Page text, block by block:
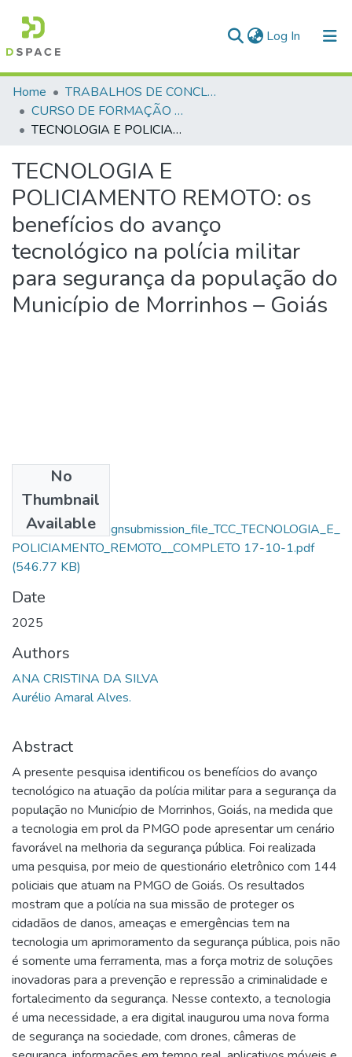
Log In (current)
Communities & Collections
All of DSpace
Home
TRABALHOS DE CONCLUSÃO DE CURSO - CFP (CURSO DE FORMAÇÃO DE PRAÇAS)
CURSO DE FORMAÇÃO DE PRAÇAS - CFP- 2025 - 2ª Turma
TECNOLOGIA E POLICIAMENTO REMOTO: os benefícios do avanço tecnológico na polícia militar para segurança da população do Município de Morrinhos – Goiás
TECNOLOGIA E
POLICIAMENTO REMOTO: os
benefícios do avanço
tecnológico na polícia militar
para segurança da população do
Município de Morrinhos – Goiás
No
Thumbnail
Available
Ana Cristina Da
Silva_77000_assignsubmission_file_TCC_TECNOLOGIA_E_
POLICIAMENTO_REMOTO__COMPLETO 17-10-1.pdf
(546.77 KB)
Date
2025
Authors
ANA CRISTINA DA SILVA
Aurélio Amaral Alves.
Abstract
A presente pesquisa identificou os benefícios do avanço
tecnológico na atuação da polícia militar para a segurança da
população no Município de Morrinhos, Goiás, na medida que
a tecnologia em prol da PMGO pode apresentar um cenário
favorável na melhoria da segurança pública. Foi realizada
uma pesquisa, por meio de questionário eletrônico com 144
policiais que atuam na PMGO de Goiás. Os resultados
mostram que a polícia na sua missão de proteger os
cidadãos de danos, ameaças e emergências tem na
tecnologia um aprimoramento da segurança pública, pois não
é somente uma ferramenta, mas a força motriz de soluções
inovadoras para a prevenção e repressão a criminalidade e
fortalecimento da segurança. Nesse contexto, a tecnologia
é uma necessidade, a era digital inaugurou uma nova forma
de segurança na sociedade, com drones, câmeras de